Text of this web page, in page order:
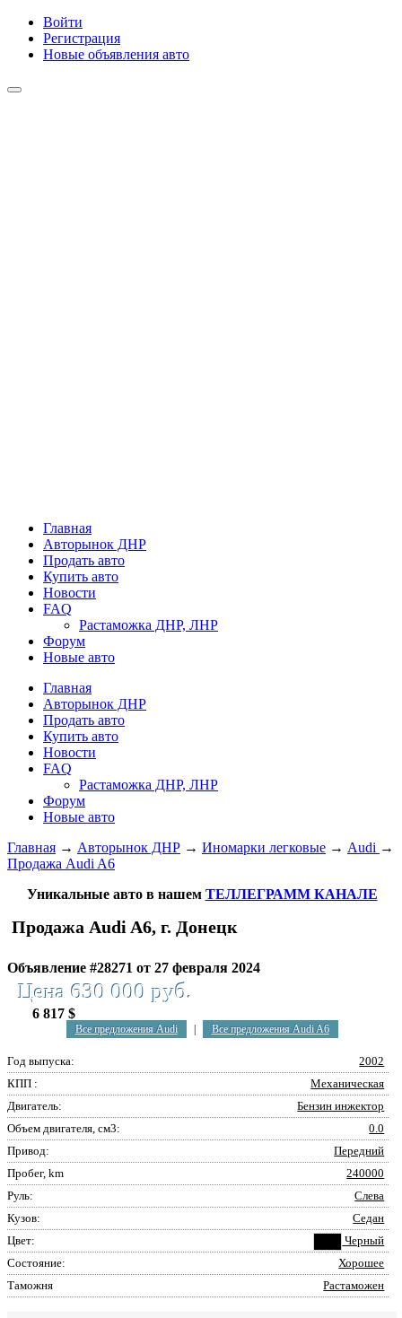
Войти
Регистрация
Новые объявления авто
Главная
Авторынок ДНР
Продать авто
Купить авто
Новости
FAQ
Растаможка ДНР, ЛНР
Форум
Новые авто
Главная
Авторынок ДНР
Продать авто
Купить авто
Новости
FAQ
Растаможка ДНР, ЛНР
Форум
Новые авто
Главная → Авторынок ДНР → Иномарки легковые → Audi →
Продажа Audi A6
Уникальные авто в нашем ТЕЛЛЕГРАММ КАНАЛЕ
Продажа Audi A6, г. Донецк
Объявление #28271 от 27 февраля 2024
Цена 630 000 руб.
6 817 $
Все предложения Audi Все предложения Audi A6
Год выпуска:
2002
КПП :
Механическая
Двигатель:
Бензин инжектор
Объем двигателя, см3:
0.0
Привод:
Передний
Пробег, km
240000
Руль:
Слева
Кузов:
Седан
Цвет:
Черный
Состояние:
Хорошее
Таможня
Растаможен